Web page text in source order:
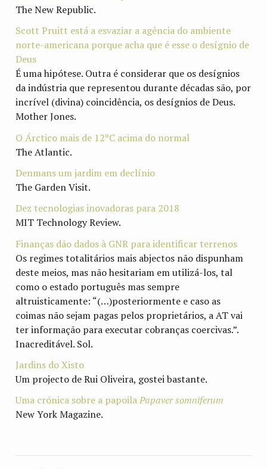
The New Republic.
Scott Pruitt está a esvaziar a agência do ambiente
norte-americana porque acha que é esse o desígnio de
Deus
É uma hipótese. Outra é considerar que os desígnios
da indústria que representou durante décadas são, por
incrível (divina) coincidência, os desígnios de Deus.
Mother Jones.
O Árctico mais de 12ºC acima do normal
The Atlantic.
Denmans um jardim em declínio
The Garden Visit.
Dez tecnologias inovadoras para 2018
MIT Technology Review.
Finanças dão dados à GNR para identificar terrenos
Os regimes totalitários mais abjectos não dispunham
deste meios, mas não hesitariam em utilizá-los, tal
como o estado português mas sempre
altruisticamente: “(…)posteriormente e caso as
coimas não sejam pagas pelos proprietários, a AT vai
ter informação para executar cobranças coercivas.”.
Inacreditável. Sol.
Jardins do Xisto
Um projecto de Rui Oliveira, gostei bastante.
Uma crónica sobre a papoilaPapaver somniferum
New York Magazine.